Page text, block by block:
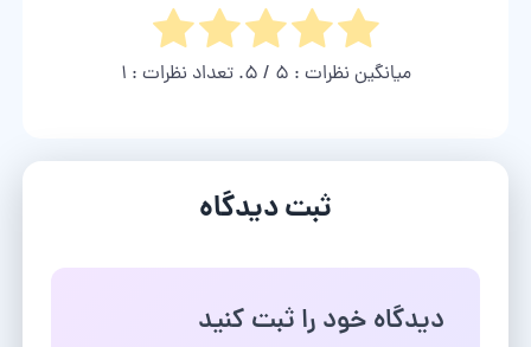
میانگین نظرات : 5 / 5. تعداد نظرات : 1
ثبت دیدگاه
دیدگاه خود را ثبت کنید